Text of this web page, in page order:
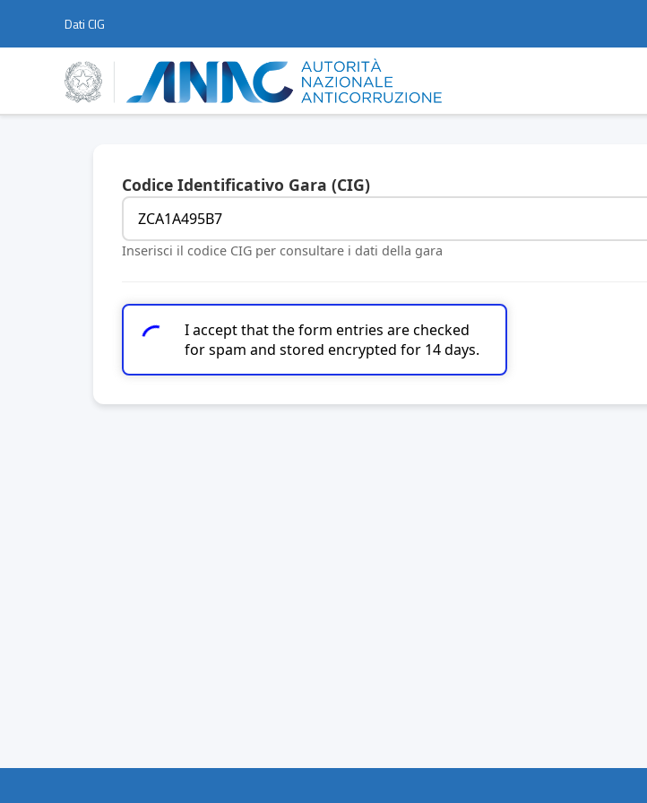
Dati CIG
Codice Identificativo Gara (CIG)
Inserisci il codice CIG per consultare i dati della gara
I accept that the form entries are checked
for spam and stored encrypted for 14 days.